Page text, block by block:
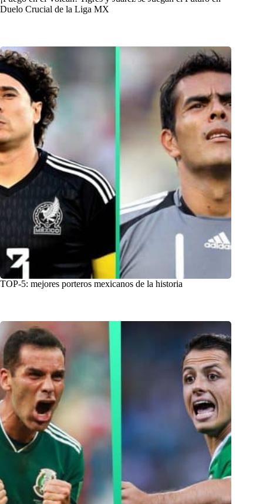
Duelo Crucial de la Liga MX
TOP-5: mejores porteros mexicanos de la historia